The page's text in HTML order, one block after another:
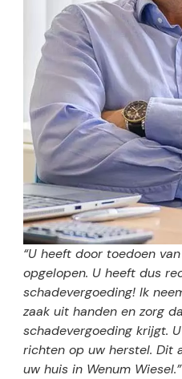
“U heeft door toedoen
opgelopen. U heeft dus
schadevergoeding! Ik
zaak uit handen en zorg
schadevergoeding krijgt.
richten op uw herstel. Dit
uw huis in Wenum Wiesel.”